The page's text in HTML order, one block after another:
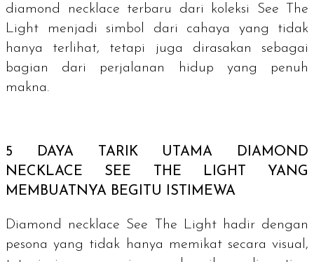
diamond necklace terbaru dari koleksi See The
Light menjadi simbol dari cahaya yang tidak
hanya terlihat, tetapi juga dirasakan sebagai
bagian dari perjalanan hidup yang penuh
makna.
5 DAYA TARIK UTAMA DIAMOND
NECKLACE SEE THE LIGHT YANG
MEMBUATNYA BEGITU ISTIMEWA
Diamond necklace See The Light hadir dengan
pesona yang tidak hanya memikat secara visual,